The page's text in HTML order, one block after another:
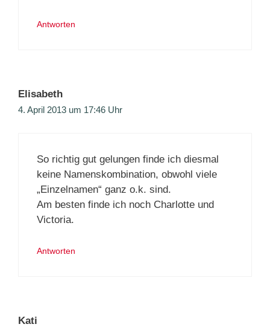
Antworten
Elisabeth
4. April 2013 um 17:46 Uhr
So richtig gut gelungen finde ich diesmal
keine Namenskombination, obwohl viele
„Einzelnamen“ ganz o.k. sind.
Am besten finde ich noch Charlotte und
Victoria.
Antworten
Kati